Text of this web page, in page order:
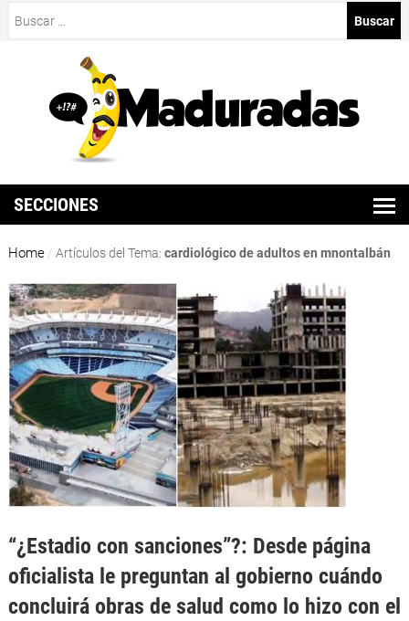
SECCIONES
Home / Artículos del Tema: cardiológico de adultos en mnontalbán
“¿Estadio con sanciones”?: Desde página
oficialista le preguntan al gobierno cuándo
concluirá obras de salud como lo hizo con el